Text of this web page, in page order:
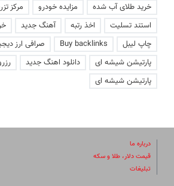
خرید طلای آب شده
مزایده خودرو
مرکز
استند تسلیت
اخذ رتبه آهنگ جدید
چاپ لیبل
Buy backlinks صرافی ارز
پارتیشن شیشه ای
دانلود اهنگ جدید
پارتیشن شیشه ای
درباره ما
قیمت دلار، طلا و سکه
تبلیغات